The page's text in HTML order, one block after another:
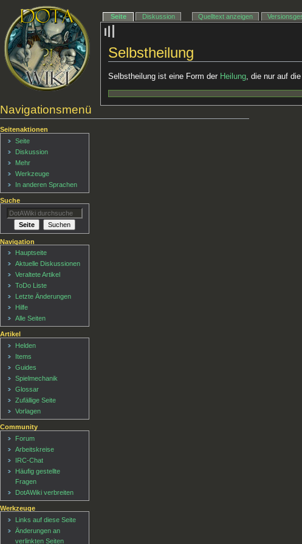
Selbstheilung
Selbstheilung ist eine Form der Heilung , die nur auf
Navigationsmenü
Seite Diskussion Quelltext anzeigen
Seitenaktionen
Seite
Diskussion
Mehr
Werkzeuge
In anderen Sprachen
Suche
Navigation
Hauptseite
Aktuelle Diskussionen
Veraltete Artikel
ToDo Liste
Letzte Änderungen
Hilfe
Alle Seiten
Artikel
Helden
Items
Guides
Spielmechanik
Glossar
Zufällige Seite
Vorlagen
Community
Forum
Arbeitskreise
IRC-Chat
Häufig gestellte
Fragen
DotAWiki verbreiten
Werkzeuge
Links auf diese Seite
Änderungen an
verlinkten Seiten